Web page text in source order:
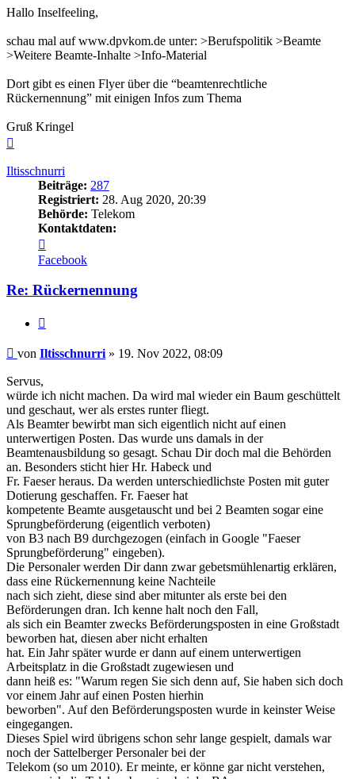
Hallo Inselfeeling,
schau mal auf www.dpvkom.de unter: >Berufspolitik >Beamte
>Weitere Beamte-Inhalte >Info-Material
Dort gibt es einen Flyer über die “beamtenrechtliche
Rückernennung” mit einigen Infos zum Thema
Gruß Kringel
Iltisschnurri
Beiträge: 287
Registriert: 28. Aug 2020, 20:39
Behörde: Telekom
Kontaktdaten:
von
Iltisschnurri
Facebook
Re: Rückernennung
Beitrag
von Iltisschnurri » 19. Nov 2022, 08:09
Servus,
würde ich nicht machen. Da wird mal wieder ein Baum geschüttelt
und geschaut, wer als erstes runter fliegt.
Als Beamter bewirbt man sich eigentlich nicht auf einen
unterwertigen Posten. Das wurde uns damals in der
Beamtenausbildung so gesagt. Schau Dir doch mal die Behörden
an. Besonders sticht hier Hr. Habeck und
Fr. Faeser heraus. Da werden unterschiedlichste Posten mit guter
Dotierung geschaffen. Fr. Faeser hat
kompetente Beamte ausgetauscht und bei 2 Beamten sogar eine
Sprungbeförderung (eigentlich verboten)
von B3 nach B9 durchgezogen (einfach in Google "Faeser
Sprungbeförderung" eingeben).
Die Personaler werden Dir dann zwar gebetsmühlenartig erklären,
dass eine Rückernennung keine Nachteile
nach sich zieht, diese sind aber mitunter als erste bei den
Beförderungen dran. Ich kenne halt noch den Fall,
als sich ein Beamter zwecks Beförderungsposten in eine Großstadt
beworben hat, diesen aber nicht erhalten
hat. Ein Jahr später wurde er dann auf einem unterwertigen
Arbeitsplatz in die Großstadt zugewiesen und
dann heiß es: "Warum regen Sie sich denn auf, Sie haben sich doch
vor einem Jahr auf einen Posten hierhin
beworben". Auf den Beförderungsposten wurde in keinster Weise
eingegangen.
Dieses Spiel wird übrigens schon sehr lange gespielt, damals war
noch der Sattelberger Personaler bei der
Telekom (so um 2010). Er meinte, er könne gar nicht verstehen,